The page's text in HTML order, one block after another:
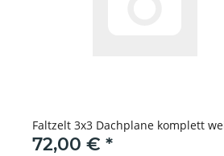
Faltzelt 3x3 Dachplane komplett
72,00 € *